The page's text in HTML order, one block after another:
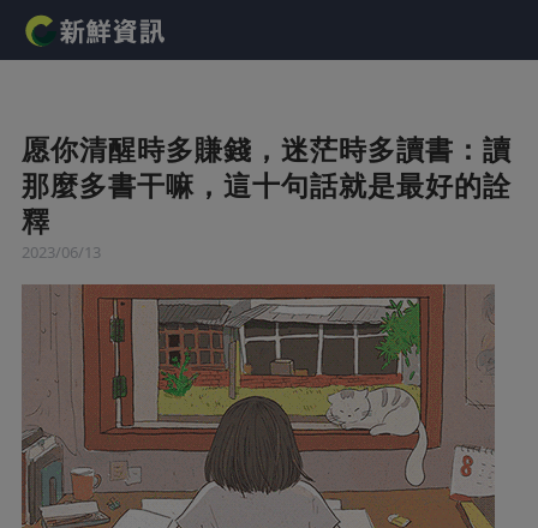
愿你清醒時多賺錢，迷茫時多讀書：讀
那麼多書干嘛，這十句話就是最好的詮
釋
2023/06/13